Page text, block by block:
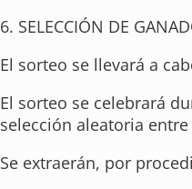
6. SELECCIÓN DE
El sorteo se llevará a
El sorteo se celebrará
selección aleatoria
Se extraerán, por